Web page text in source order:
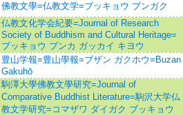
佛教文學=仏教文学=ブッキョウ ブンガク
仏教文化学会紀要=Journal of Research
Society of Buddhism and Cultural Heritage=
ブッキョウ ブンカ ガッカイ キヨウ
豊山学報=豊山學報=ブザン ガクホウ=Buzan
Gakuhō
駒澤大學佛教文學研究=Journal of
Comparative Buddhist Literature=駒沢大学仏
教文学研究=コマザワ ダイガク ブッキョウ